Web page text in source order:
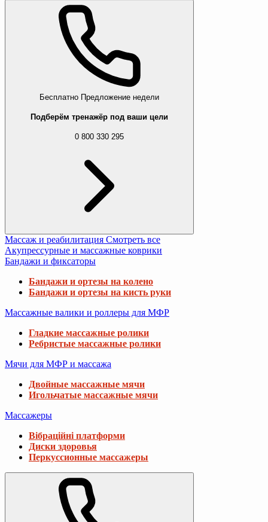
Бесплатно Предложение недели
Подберём тренажёр под ваши цели
0 800 330 295
Массаж и реабилитация Смотреть все
Акупрессурные и массажные коврики
Бандажи и фиксаторы
Бандажи и ортезы на колено
Бандажи и ортезы на кисть руки
Массажные валики и роллеры для МФР
Гладкие массажные ролики
Ребристые массажные ролики
Мячи для МФР и массажа
Двойные массажные мячи
Игольчатые массажные мячи
Массажеры
Вібраційні платформи
Диски здоровья
Перкуссионные массажеры